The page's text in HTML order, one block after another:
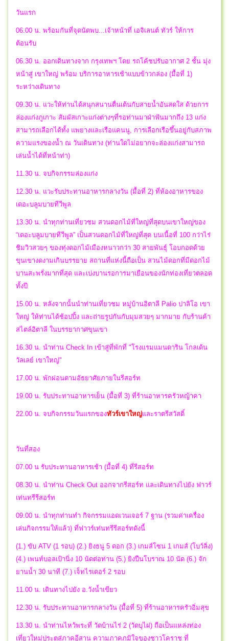
วันแรก
06.00 น. พร้อมกันที่จุดนัดพบ...เจ้าหน้าที่ เอจิเลนต์ ทัวร์ ให้การ
ต้อนรับ
06.30 น. ออกเดินทางจาก กรุงเทพฯ โดย รถโค้ชปรับอากาศ 2 ชั้น มุ่ง
หน้าสู่ เขาใหญ่ พร้อม บริการอาหารเช้าแบบข้าวกล่อง (มื้อที่ 1)
ระหว่างเดินทาง
09.30 น. แวะให้ท่านได้สนุกสนานตื่นเต้นกับสายน้ำอันสดใส ด้วยการ
ล่องแก่งภูเกาะ สัมผัสเกาะแก่งต่างๆที่รอท่านมาฝ่าฟันมากถึง 13 แก่ง
สามารถเลือกได้ทั้ง แพยางและเรือแคนนู, การเลือกเรือขึ้นอยู่กับสภาพ
ความแรงของน้ำ ณ วันเดินทาง (ท่านใดไม่อยากจะล่องแก่งสามารถ
เล่นน้ำได้ที่หน้าท่า)
11.30 น. จบกิจกรรมล่องแก่ง
12.30 น. แวะรับประทานอาหารกลางวัน (มื้อที่ 2) ที่ห้องอาหารของ
เดอะบลูมบายทีวีพูล
13.30 น. นำทุกท่านเที่ยวชม สวนดอกไม้ที่ใหญ่ที่สุดบนเขาใหญ่ของ
“เดอะบลูมบายทีวีพูล” เป็นสวนดอกไม้ที่ใหญ่ที่สุด บนเนื้อที่ 100 กว่าไร่
ชิมวิวสวยๆ ของทุ่งดอกไม้เมืองหนาวกว่า 30 สายพันธุ์ โอบกอดด้วย
ขุนเขางดงามเกินบรรยาย สถานที่แห่งนี้ถือเป็น สวนไม้ดอกที่มีดอกไม้
บานสะพรั่งมากที่สุด และเบ่งบานรอการมาเยือนของนักท่องเที่ยวตลอด
ทั้งปี
15.00 น. หลังจากนั้นนำท่านเที่ยวชม หมู่บ้านอิตาลี Palio ปาลิโอ เขา
ใหญ่ ให้ท่านได้ช้อปปิ้ง และถ่ายรูปกันกับมุมสวยๆ มากมาย กับร้านค้า
สไตล์อิตาลี ในบรรยากาศขุนเขา
16.30 น. นำท่าน Check In เข้าสู่ที่พักที่ "โรงแรมแมนดาริน โกลเด้น
วัลเลย์ เขาใหญ่"
17.00 น. พักผ่อนตามอัธยาศัยภายในรีสอร์ท
19.00 น. รับประทานอาหารเย็น (มื้อที่ 3) ที่ร้านอาหารครัวหญ้าคา
22.00 น. จบกิจกรรมวันแรกของทัวร์เขาใหญ่และราตรีสวัสดิ์
วันที่สอง
07.00 น รับประทานอาหารเช้า (มื้อที่ 4) ที่รีสอร์ท
08.30 น. นำท่าน Check Out ออกจากรีสอร์ท และเดินทางไปยัง ฟาวร์
เท่นทรีรีสอร์ท
09.00 น. นำทุกท่านทำ กิจกรรมแอดเวนเจอร์ 7 ฐาน (รวมค่าเครื่อง
เล่นกิจกรรมให้แล้ว) ที่ฟาวร์เท่นทรีรีสอร์ทดังนี้
(1.) ขับ ATV (1 รอบ) (2.) ยิงธนู 5 ดอก (3.) เกมส์โซน 1 เกมส์ (โบว์ลิ่ง)
(4.) เพนท์บอลเป้านิ่ง 10 นัดต่อท่าน (5.) ยิงปืนโบราณ 10 นัด (6.) จัก
ยานน้ำ 30 นาที (7.) เจ็ทไรเดอร์ 2 รอบ
11.00 น. เดินทางไปยัง อ.วังน้ำเขียว
12.30 น. รับประทานอาหารกลางวัน (มื้อที่ 5) ที่ร้านอาหารครัวอิ่มสุข
13.30 น. นำท่านไหว้พระที่ วัดบ้านไร่ 2 (วัดบุไผ่) ถือเป็นแหล่งท่อง
เที่ยวใหม่ประตูสู่ภาคอีสาน ความภาคภูมิใจของชาวโคราช ที่